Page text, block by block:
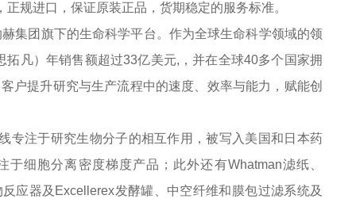
规进口，保证原装正品，货期稳定的服务标准。
集团旗下的生命科学平台。作为全球生命科学领域的领
凡）年销售额超过33亿美元,，并在全球40多个国家拥
户提升研究与生产流程中的速度、效率与能力，赋能创
专注于研究生物分子的相互作用，被写入美国和日本药
细胞分离密度梯度产品；此外还有Whatman滤纸、
应器及Excellerex发酵罐、中空纤维和膜包过滤系统及